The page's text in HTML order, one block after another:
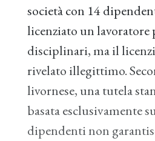
società con 14
licenziato un
disciplinari, ma il
rivelato illegittimo.
livornese, una tutela
basata esclusivamente
dipendenti non